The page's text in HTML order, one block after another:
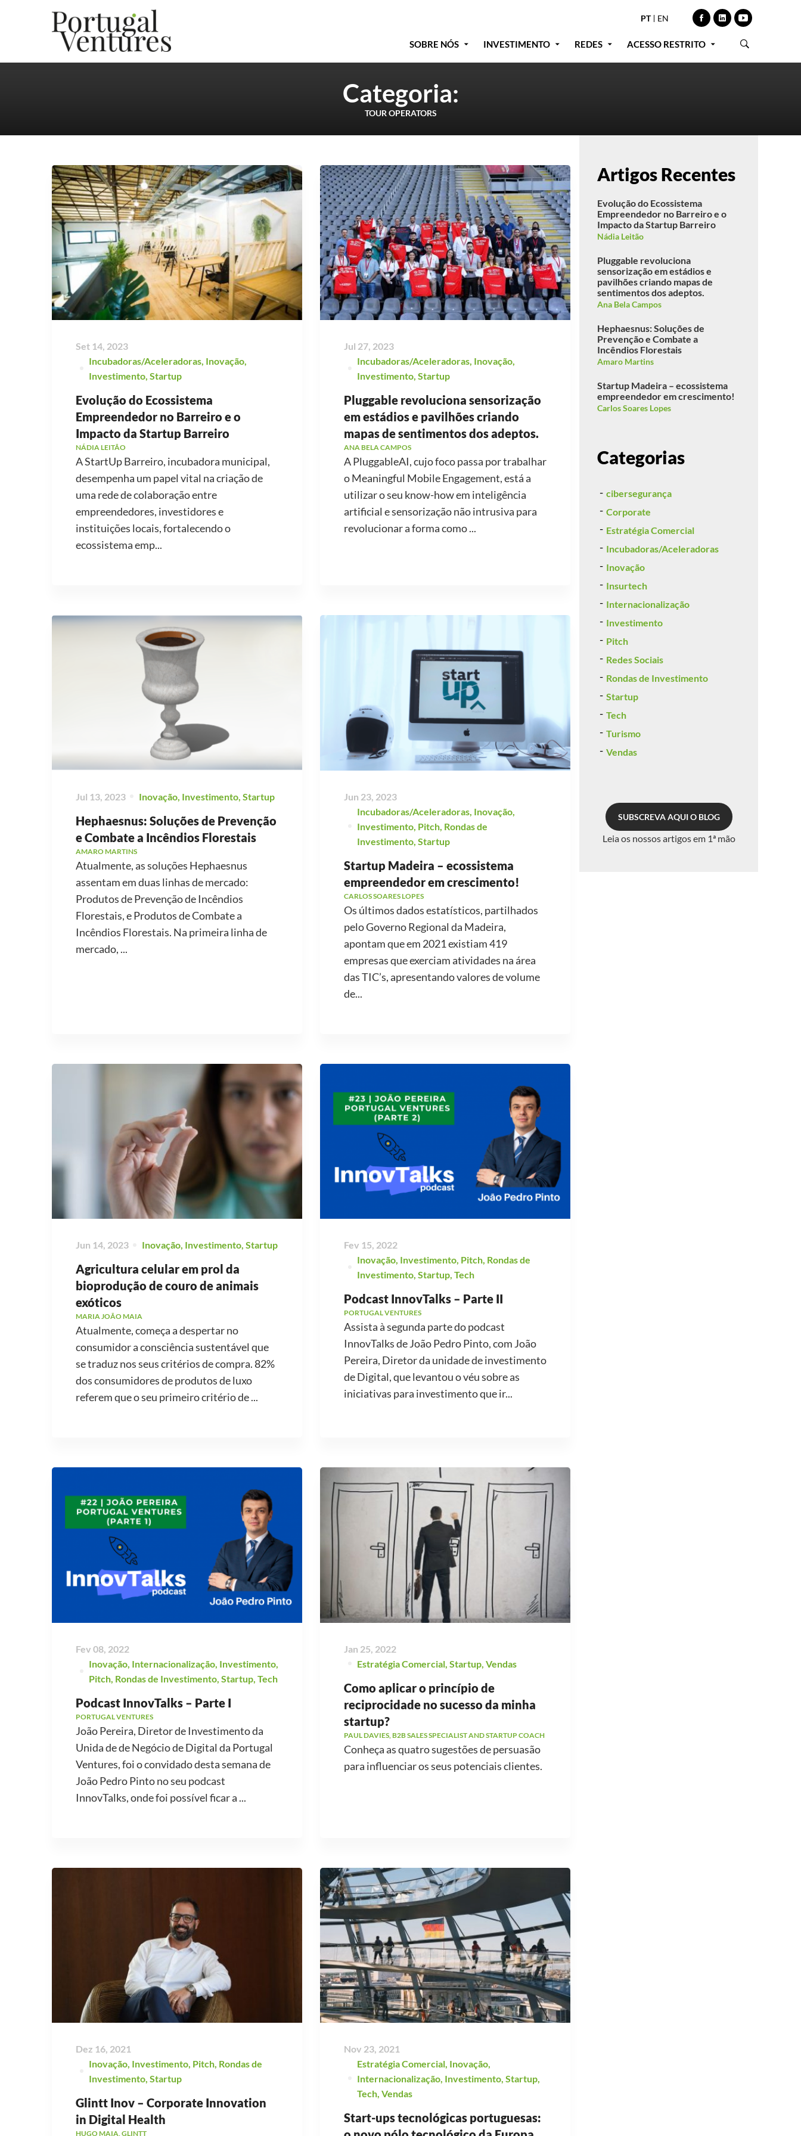
PT EN
SOBRE NÓS INVESTIMENTO REDES ACESSO RESTRITO
Categoria:
TOUR OPERATORS
Set 14, 2023
Incubadoras/Aceleradoras, Inovação,
Investimento, Startup
Evolução do Ecossistema
Empreendedor no Barreiro e o
Impacto da Startup Barreiro
NÁDIA LEITÃO
A StartUp Barreiro, incubadora municipal,
desempenha um papel vital na criação de
uma rede de colaboração entre
empreendedores, investidores e
instituições locais, fortalecendo o
ecossistema emp...
Jul 27, 2023
Incubadoras/Aceleradoras, Inovação,
Investimento, Startup
Pluggable revoluciona sensorização
em estádios e pavilhões criando
mapas de sentimentos dos adeptos.
ANA BELA CAMPOS
A PluggableAI, cujo foco passa por trabalhar
o Meaningful Mobile Engagement, está a
utilizar o seu know-how em inteligência
artificial e sensorização não intrusiva para
revolucionar a forma como ...
Jul 13, 2023 Inovação Investimento Startup
Hephaesnus: Soluções de Prevenção
e Combate a Incêndios Florestais
AMARO MARTINS
Atualmente, as soluções Hephaesnus
assentam em duas linhas de mercado:
Produtos de Prevenção de Incêndios
Florestais, e Produtos de Combate a
Incêndios Florestais. Na primeira linha de
mercado, ...
Jun 23, 2023
Incubadoras/Aceleradoras Inovação
Investimento Pitch Rondas de
Investimento Startup
Startup Madeira – ecossistema
empreendedor em crescimento!
CARLOS SOARES LOPES
Os últimos dados estatísticos, partilhados
pelo Governo Regional da Madeira,
apontam que em 2021 existiam 419
empresas que exerciam atividades na área
das TIC’s, apresentando valores de volume
de...
Jun 14, 2023 Inovação, Investimento, Startup
Agricultura celular em prol da
bioprodução de couro de animais
exóticos
MARIA JOÃO MAIA
Atualmente, começa a despertar no
consumidor a consciência sustentável que
se traduz nos seus critérios de compra. 82%
dos consumidores de produtos de luxo
referem que o seu primeiro critério de ...
Fev 15, 2022
Inovação, Investimento, Pitch, Rondas de
Investimento, Startup, Tech
Podcast InnovTalks – Parte II
PORTUGAL VENTURES
Assista à segunda parte do podcast
InnovTalks de João Pedro Pinto, com João
Pereira, Diretor da unidade de investimento
de Digital, que levantou o véu sobre as
iniciativas para investimento que ir...
Fev 08, 2022
Inovação Internacionalização Investimento
Pitch Rondas de Investimento Startup Tech
Podcast InnovTalks – Parte I
PORTUGAL VENTURES
João Pereira, Diretor de Investimento da
Unida de de Negócio de Digital da Portugal
Ventures, foi o convidado desta semana de
João Pedro Pinto no seu podcast
InnovTalks, onde foi possível ficar a ...
Jan 25, 2022
Estratégia Comercial Startup Vendas
Como aplicar o princípio de
reciprocidade no sucesso da minha
startup?
PAUL DAVIES, B2B SALES SPECIALIST AND STARTUP COACH
Conheça as quatro sugestões de persuasão
para influenciar os seus potenciais clientes.
Dez 16, 2021
Inovação, Investimento, Pitch, Rondas de
Investimento, Startup
Glintt Inov – Corporate Innovation
in Digital Health
HUGO MAIA, GLINTT
Nov 23, 2021
Estratégia Comercial, Inovação,
Internacionalização, Investimento, Startup,
Tech, Vendas
Start-ups tecnológicas portuguesas:
Artigos Recentes
Evolução do Ecossistema
Empreendedor no Barreiro e o
Impacto da Startup Barreiro
Nádia Leitão
Pluggable revoluciona
sensorização em estádios e
pavilhões criando mapas de
sentimentos dos adeptos.
Ana Bela Campos
Hephaesnus: Soluções de
Prevenção e Combate a
Incêndios Florestais
Amaro Martins
Startup Madeira – ecossistema
empreendedor em crescimento!
Carlos Soares Lopes
Categorias
cibersegurança
Corporate
Estratégia Comercial
Incubadoras/Aceleradoras
Inovação
Insurtech
Internacionalização
Investimento
Pitch
Redes Sociais
Rondas de Investimento
Startup
Tech
Turismo
Vendas
SUBSCREVA AQUI O BLOG
Leia os nossos artigos em 1ª mão